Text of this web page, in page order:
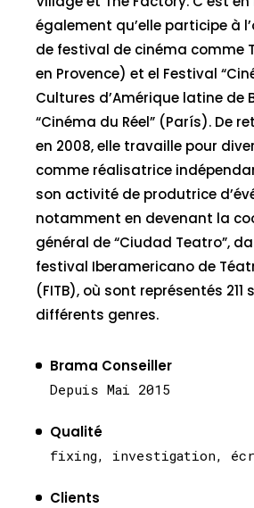
Brama Conseiller
Depuis Mai 2015
Qualité
fixing, investigation,
Clients
également qu’elle participe à
de festival de cinéma comme
en Provence) et el Festival
Cultures d’Amérique latine de
“Cinéma du Réel” (París). De
en 2008, elle travaille pour
comme réalisatrice
son activité de produtrice
notamment en devenant la
général de “Ciudad Teatro”,
festival Iberamericano de
(FITB), où sont représentés
différents genres.